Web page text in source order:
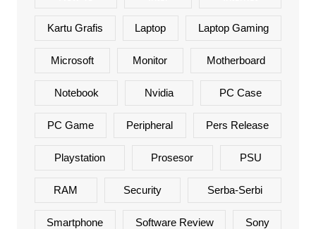
Kartu Grafis Laptop Laptop Gaming
Microsoft Monitor Motherboard
Notebook Nvidia PC Case
PC Game Peripheral Pers Release
Playstation Prosesor PSU
RAM Security Serba-Serbi
Smartphone Software Review Sony